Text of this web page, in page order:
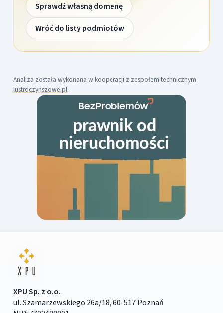
Sprawdź własną domenę
Wróć do listy podmiotów
Analiza została wykonana w kooperacji z zespołem technicznym
lustroczynszowe.pl.
XPU Sp. z o.o.
ul. Szamarzewskiego 26a/18, 60-517 Poznań